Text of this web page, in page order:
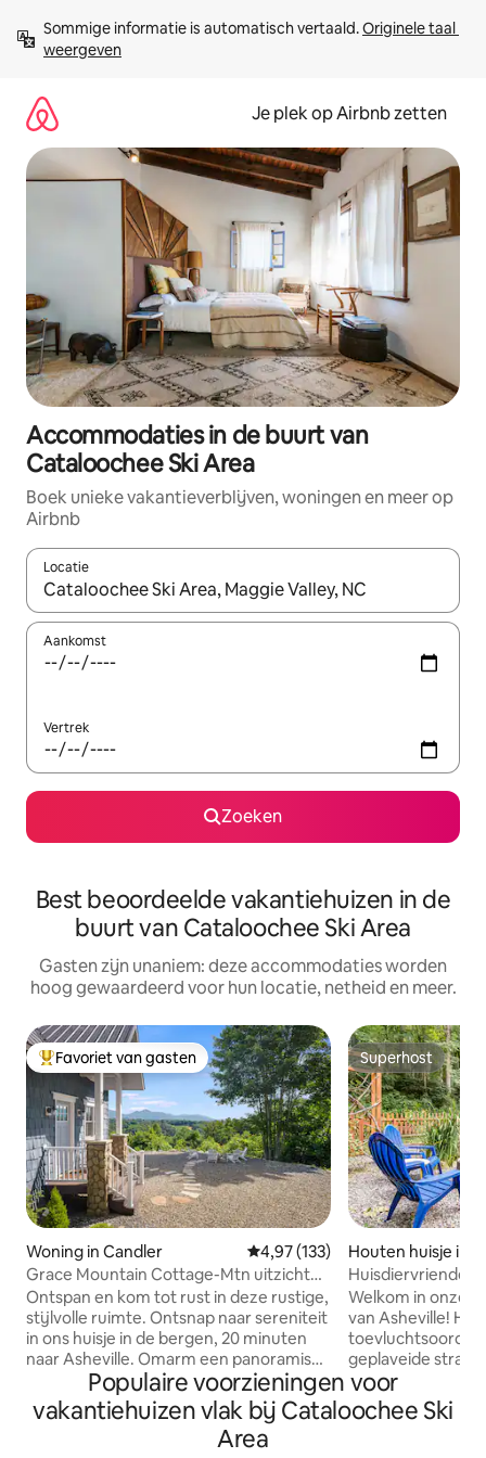
direct
naar
Sommige informatie is automatisch vertaald. Originele taal
weergeven
Je plek op Airbnb zetten
Accommodaties in de buurt van
Cataloochee Ski Area
Boek unieke vakantieverblijven, woningen en meer op
Airbnb
Locatie
Wanneer er resultaten beschikbaar zijn, maak je een keuze
Aankomst
Vertrek
Zoeken
Best beoordeelde vakantiehuizen in de
buurt van Cataloochee Ski Area
Gasten zijn unaniem: deze accommodaties worden
hoog gewaardeerd voor hun locatie, netheid en meer.
Topfavoriet van gasten
Favoriet van gasten
Woning in Candler Gemiddelde beoordeling van
4,97 (133)
Grace Mountain Cottage-Mtn uitzicht
/Rustig+Privé
Ontspan en kom tot rust in deze rustige,
stijlvolle ruimte. Ontsnap naar sereniteit
in ons huisje in de bergen, 20 minuten
naar Asheville. Omarm een panoramisch
uitzicht op de bergen vanuit elke hoek
van dit charmante toevluchtsoord.
Ontspan bij de vuurplaats buiten en
roostert s'mores onder de
Superhost
Superhost
Houten huisje in
ey
buurt van het
Welkom in onze
van Asheville!
toevluchtsoord
geplaveide straat
enkele minuten
Maggie Valley en
gemakkelijke
Populaire voorzieningen voor
vakantiehuizen vlak bij Cataloochee Ski
Area